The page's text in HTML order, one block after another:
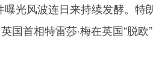
光风波连日来持续发酵。特
国首相特雷莎·梅在英国“脱欧